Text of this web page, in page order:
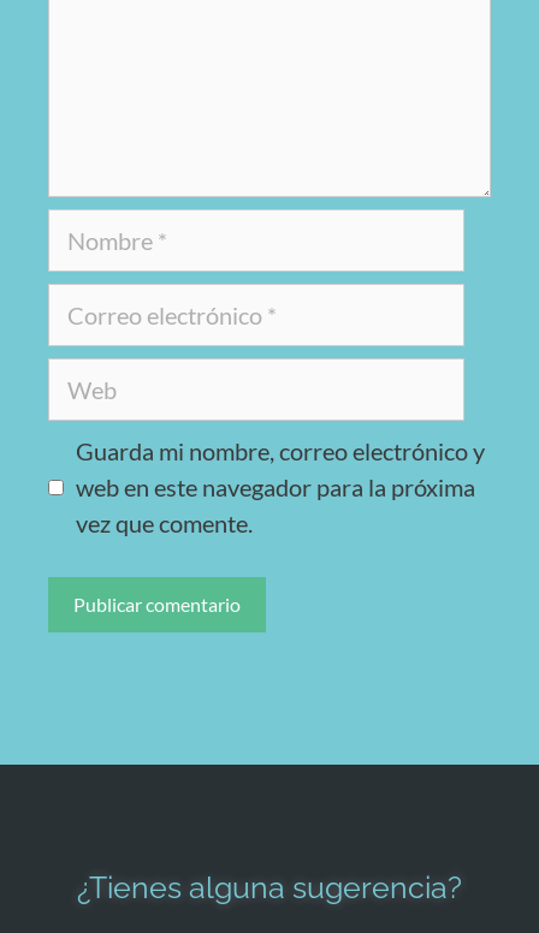
Guarda mi nombre, correo electrónico y
web en este navegador para la próxima
vez que comente.
¿Tienes alguna sugerencia?